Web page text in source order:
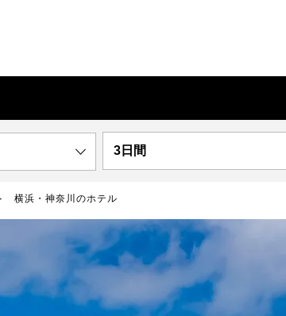
3日間
横浜・神奈川のホテル